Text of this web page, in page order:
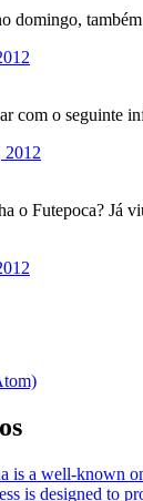
domingo,
com o seguinte
2012
o Futepoca? Já
is a well-known
is designed to